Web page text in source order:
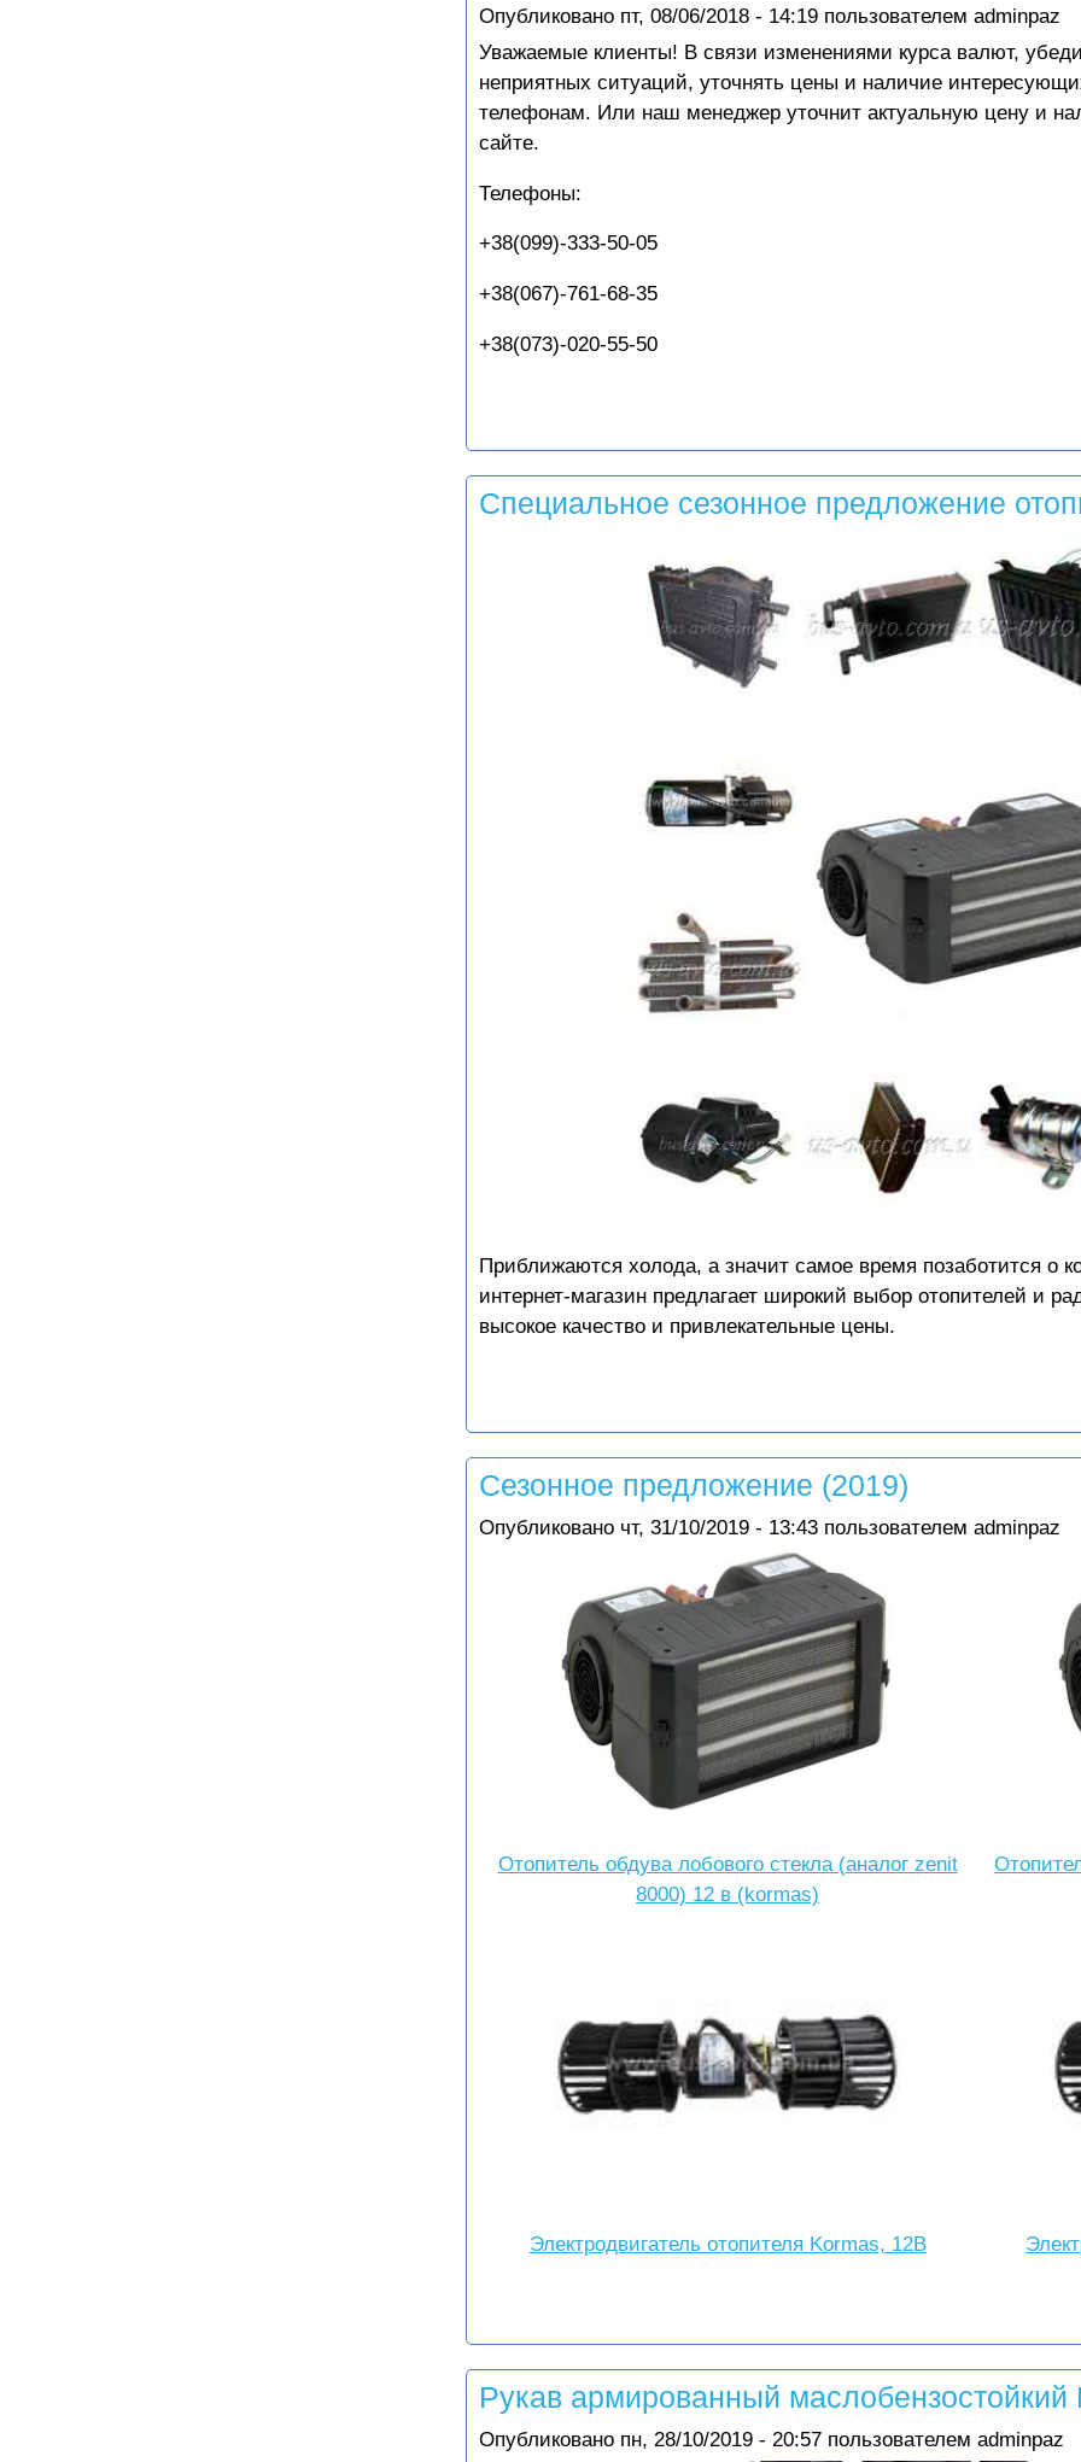
Опубликовано пт, 08/06/2018 - 14:19 пользователемadminpaz
Уважаемые клиенты! В связи изменениями курса валют,
неприятных ситуаций,уточнять цены и наличие
телефонам. Или наш менеджер уточнит актуальную цену и
сайте.
Телефоны:
+38(099)-333-50-05
+38(067)-761-68-35
+38(073)-020-55-50
Специальное сезонное предложение
Приближаются холода, а значит самое время позаботится о
интернет-магазин предлагает широкий выборотопителей и
высокое качество и привлекательные цены.
Сезонное предложение (2019)
Опубликовано чт, 31/10/2019 - 13:43 пользователемadminpaz
Отопитель обдува лобового стекла (аналог zenit
8000) 12 в (kormas)
Электродвигатель отопителя Kormas, 12В
Рукав армированный
Опубликовано пн, 28/10/2019 - 20:57 пользователемadminpaz